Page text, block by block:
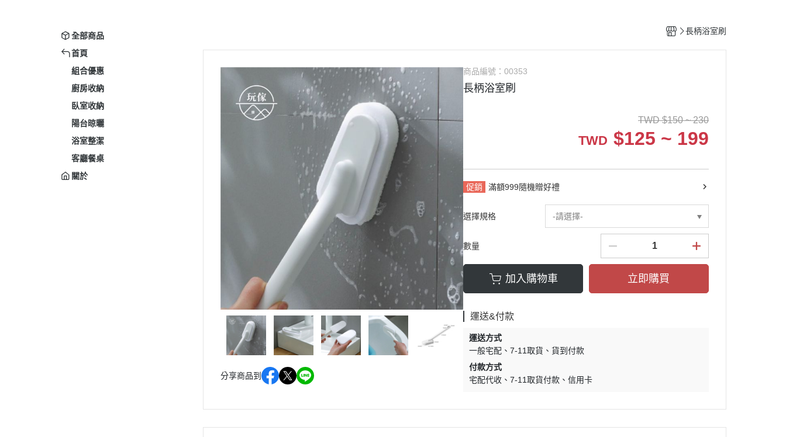
全部商品
首頁
組合優惠
廚房收納
臥室收納
陽台晾曬
浴室整潔
客廳餐桌
關於
長柄浴室刷
分享商品到
商品編號：00353
長柄浴室刷
TWD $150 ~ 230
TWD $125 ~ 199
促銷 滿額999隨機贈好禮
選擇規格 -請選擇-
數量
加入購物車 立即購買
運送&付款
運送方式
一般宅配
7-11取貨
貨到付款
付款方式
宅配代收
7-11取貨付款 信用卡